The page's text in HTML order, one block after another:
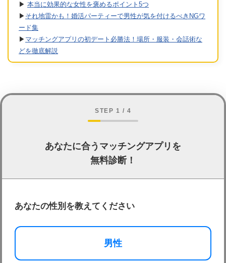
▶︎ 本当に効果的な女性を褒めるポイント5つ
▶︎ それ地雷かも！婚活パーティーで男性が気を付けるべきNGワ
ード集
▶︎ マッチングアプリの初デート必勝法！場所・服装・会話術な
どを徹底解説
STEP 1 / 4
あなたに合うマッチングアプリを
無料診断！
あなたの性別を教えてください
男性